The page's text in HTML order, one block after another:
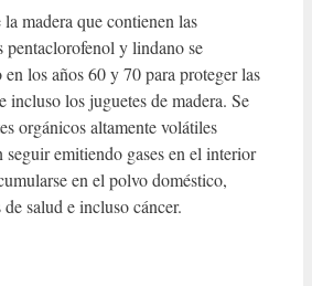
madera que contienen las
pentaclorofenol y lindano se
los años 60 y 70 para proteger las
incluso los juguetes de madera. Se
orgánicos altamente volátiles
emitiendo gases en el interior
en el polvo doméstico,
salud e incluso cáncer.